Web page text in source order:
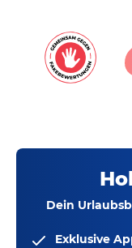
Dein
Exklusive